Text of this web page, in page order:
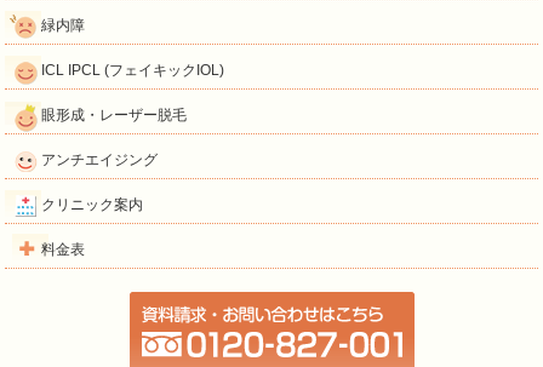
緑内障
ICL IPCL (フェイキックIOL)
眼形成・レーザー脱毛
アンチエイジング
クリニック案内
料金表